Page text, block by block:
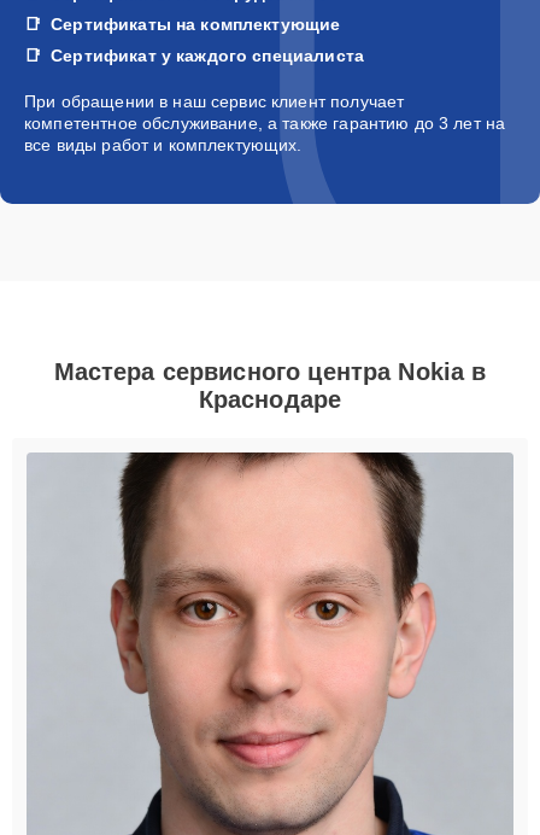
Сертификаты на комплектующие
Сертификат у каждого специалиста
При обращении в наш сервис клиент получает
компетентное обслуживание, а также гарантию до 3 лет на
все виды работ и комплектующих.
Мастера сервисного центра Nokia в
Краснодаре